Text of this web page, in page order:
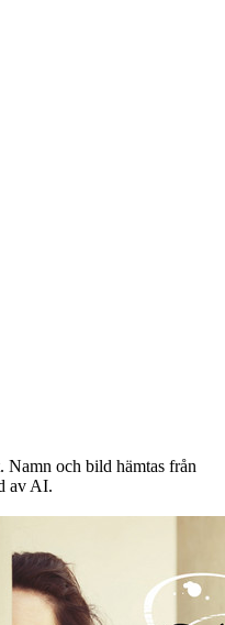
Namn och bild hämtas från
av AI.